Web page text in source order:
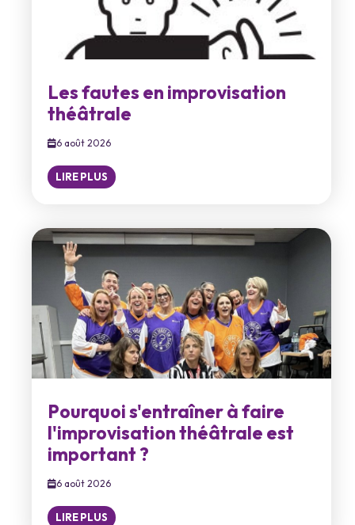
Les fautes en improvisation
théâtrale
6 août 2026
LIRE PLUS
Pourquoi s'entraîner à faire
l'improvisation théâtrale est
important ?
6 août 2026
LIRE PLUS